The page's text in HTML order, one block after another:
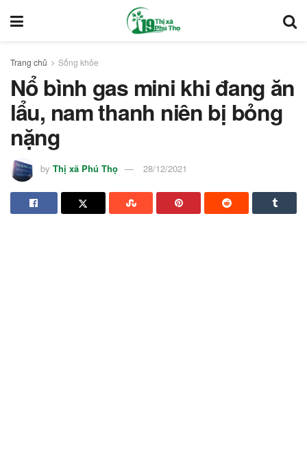
Trang chủ Sống khỏe
Nổ bình gas mini khi đang ăn
lẩu, nam thanh niên bị bỏng
nặng
by Thị xã Phú Thọ 28/12/2021